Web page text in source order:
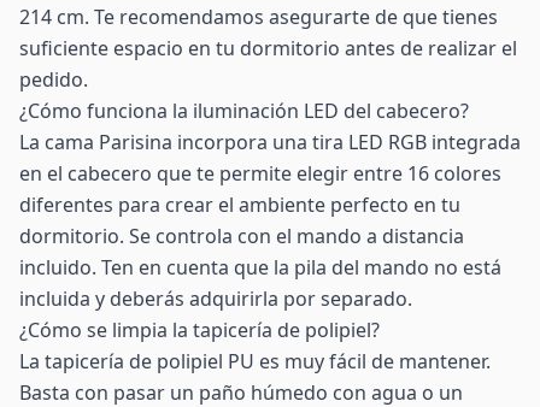
214 cm. Te recomendamos asegurarte de que tienes
suficiente espacio en tu dormitorio antes de realizar el
pedido.
¿Cómo funciona la iluminación LED del cabecero?
La cama Parisina incorpora una tira LED RGB integrada
en el cabecero que te permite elegir entre 16 colores
diferentes para crear el ambiente perfecto en tu
dormitorio. Se controla con el mando a distancia
incluido. Ten en cuenta que la pila del mando no está
incluida y deberás adquirirla por separado.
¿Cómo se limpia la tapicería de polipiel?
La tapicería de polipiel PU es muy fácil de mantener.
Basta con pasar un paño húmedo con agua o un